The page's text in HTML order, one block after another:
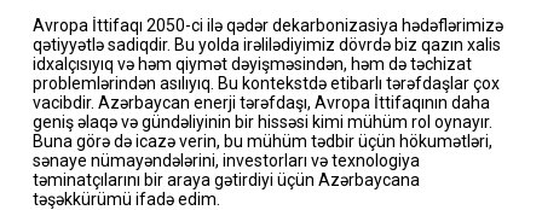
Avropa İttifaqı 2050-ci ilə qədər dekarbonizasiya hədəflərimizə
qətiyyətlə sadiqdir. Bu yolda irəlilədiyimiz dövrdə biz qazın xalis
idxalçısıyıq və həm qiymət dəyişməsindən, həm də təchizat
problemlərindən asılıyıq. Bu kontekstdə etibarlı tərəfdaşlar çox
vacibdir. Azərbaycan enerji tərəfdaşı, Avropa İttifaqının daha
geniş əlaqə və gündəliyinin bir hissəsi kimi mühüm rol oynayır.
Buna görə də icazə verin, bu mühüm tədbir üçün hökumətləri,
sənaye nümayəndələrini, investorları və texnologiya
təminatçılarını bir araya gətirdiyi üçün Azərbaycana
təşəkkürümü ifadə edim.